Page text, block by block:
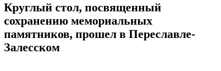
Круглый стол, посвященный
сохранению мемориальных
памятников, прошел в Переславле-
Залесском